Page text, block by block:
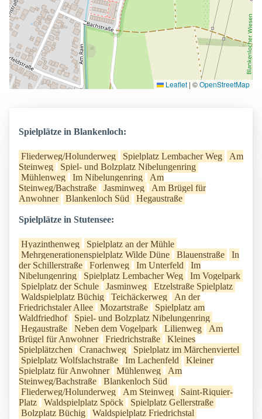
Leaflet | ©OpenStreetMap
Spielplätze in Blankenloch:
Fliederweg/Holunderweg Spielplatz Lembacher Weg
Am
Steinweg
Spiel- und Bolzplatz Nibelungenring
Mühlenweg
Im Nibelungenring
Am
Steinweg/Bachstraße
Jasminweg
Am Brügel für
Anwohner
Blankenloch Süd Hegaustraße
Spielplätze in Stutensee:
Hyazinthenweg
Spielplatz an der Mühle
Mehrgenerationenspielplatz Wilde Düne
Blauenstraße
In
der Schillerstraße
Forlenweg Im Unterfeld
Im
Nibelungenring
Spielplatz Lembacher Weg
Im Vogelpark
Spielplatz der Schule
Jasminweg
Etzelstraße Spielplatz
Waldspielplatz Büchig
Teichäckerweg
An der
Friedrichstaler Allee
Mozartstraße
Spielplatz am
Waldfriedhof
Spiel- und Bolzplatz Nibelungenring
Hegaustraße
Neben dem Vogelpark Lilienweg
Am
Brügel für Anwohner
Friedrichstraße
Kleines
Spielplätzchen
Cranachweg
Spielplatz im Märchenviertel
Spielplatz Wolfslachstraße
Im Lachenfeld
Kleiner
Spielplatz für Anwohner
Mühlenweg
Am
Steinweg/Bachstraße
Blankenloch Süd
Fliederweg/Holunderweg
Am Steinweg
Saint-Riquier-
Platz
Waldspielplatz Spöck
Spielplatz Gellerstraße
Bolzplatz Büchig
Waldspielplatz Friedrichstal